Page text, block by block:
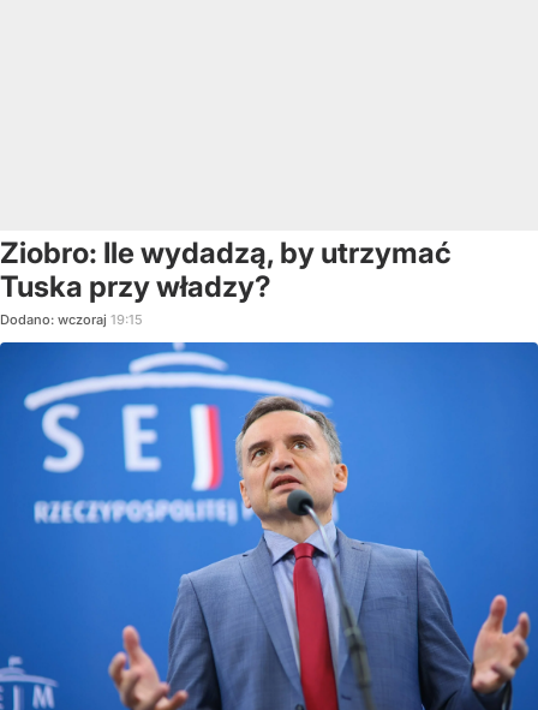
Ziobro: Ile wydadzą, by utrzymać
Tuska przy władzy?
Dodano: wczoraj 19:15